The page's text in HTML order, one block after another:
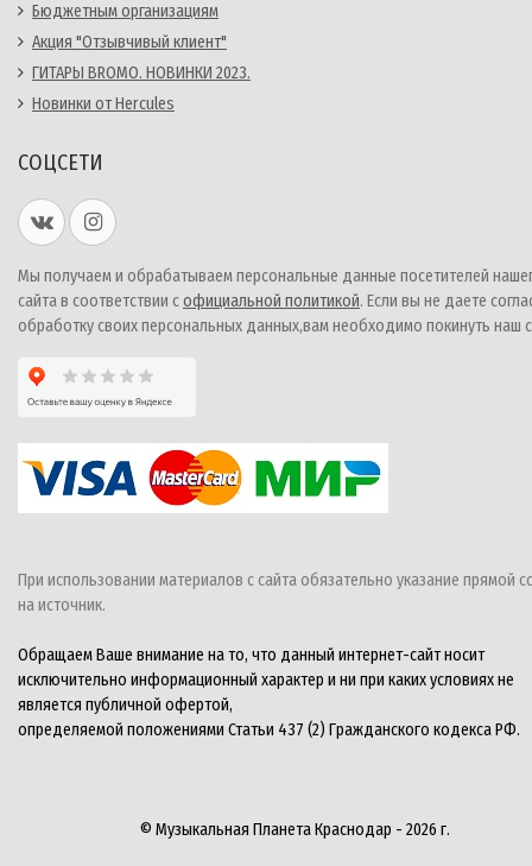
Бюджетным организациям
Акция "Отзывчивый клиент"
ГИТАРЫ BROMO. НОВИНКИ 2023.
Новинки от Hercules
СОЦСЕТИ
Мы получаем и обрабатываем персональные данные посетителей
сайта в соответствии софициальной политикой. Если вы не даете
обработку своих персональных данных,вам необходимо покинуть наш
При использовании материалов с сайта обязательно указание прямой
на источник.
Обращаем Ваше внимание на то, что данный интернет-сайт носит
исключительно информационный характер и ни при каких условиях не
является публичной офертой,
определяемой положениями Статьи 437 (2) Гражданского кодекса РФ.
© Музыкальная Планета Краснодар - 2026 г.